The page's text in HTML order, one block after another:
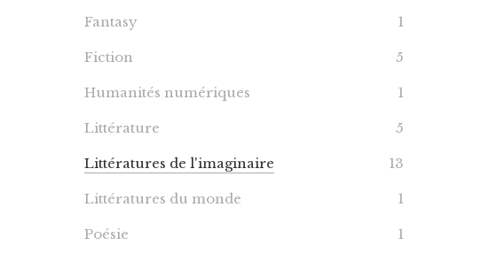
Fantasy 1
Fiction 5
Humanités numériques 1
Littérature 5
Littératures de l'imaginaire 13
Littératures du monde 1
Poésie 1